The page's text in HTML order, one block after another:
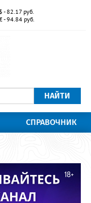
$ - 82.17 руб.
- 94.84 руб.
НАЙТИ
СПРАВОЧНИК